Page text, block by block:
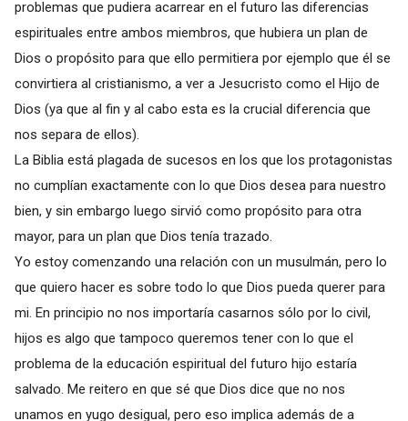
problemas que pudiera acarrear en el futuro las diferencias
espirituales entre ambos miembros, que hubiera un plan de
Dios o propósito para que ello permitiera por ejemplo que él se
convirtiera al cristianismo, a ver a Jesucristo como el Hijo de
Dios (ya que al fin y al cabo esta es la crucial diferencia que
nos separa de ellos).
La Biblia está plagada de sucesos en los que los protagonistas
no cumplían exactamente con lo que Dios desea para nuestro
bien, y sin embargo luego sirvió como propósito para otra
mayor, para un plan que Dios tenía trazado.
Yo estoy comenzando una relación con un musulmán, pero lo
que quiero hacer es sobre todo lo que Dios pueda querer para
mi. En principio no nos importaría casarnos sólo por lo civil,
hijos es algo que tampoco queremos tener con lo que el
problema de la educación espiritual del futuro hijo estaría
salvado. Me reitero en que sé que Dios dice que no nos
unamos en yugo desigual, pero eso implica además de a